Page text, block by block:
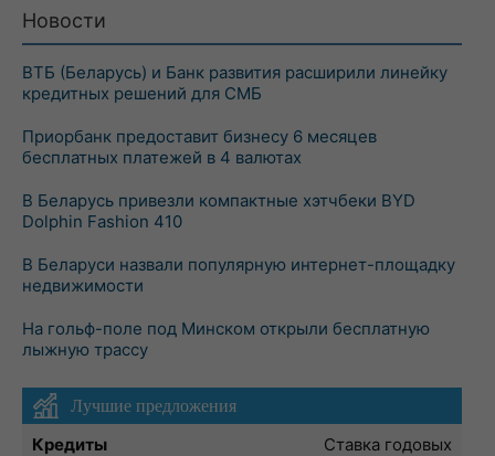
Новости
ВТБ (Беларусь) и Банк развития расширили линейку
кредитных решений для СМБ
Приорбанк предоставит бизнесу 6 месяцев
бесплатных платежей в 4 валютах
В Беларусь привезли компактные хэтчбеки BYD
Dolphin Fashion 410
В Беларуси назвали популярную интернет-площадку
недвижимости
На гольф-поле под Минском открыли бесплатную
лыжную трассу
Лучшие предложения
Кредиты
Ставка годовых